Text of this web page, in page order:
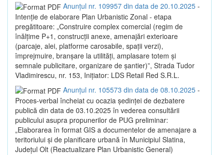
Anunțul nr. 109957 din data de 20.10.2025 -
Intenție de elaborare Plan Urbanistic Zonal - etapa
pregătitoare: „Construire complex comercial (regim de
înălțime P+1, construcții anexe, amenajări exterioare
(parcaje, alei, platforme carosabile, spații verzi),
împrejmuire, branșare la utilități, amplasare totem și
semnale publicitare, organizare de șantier)”, Strada Tudor
Vladimirescu, nr. 153, Inițiator: LDS Retail Red S.R.L.
Anunțul nr. 105573 din data de 08.10.2025 -
Proces-verbal încheiat cu ocazia ședinței de dezbatere
publică din data de 03.10.2025 în vederea consultării
publicului asupra propunerilor de PUG preliminar:
„Elaborarea în format GIS a documentelor de amenajare a
teritoriului și de planificare urbană în Municipiul Slatina,
Județul Olt (Reactualizare Plan Urbanistic General)